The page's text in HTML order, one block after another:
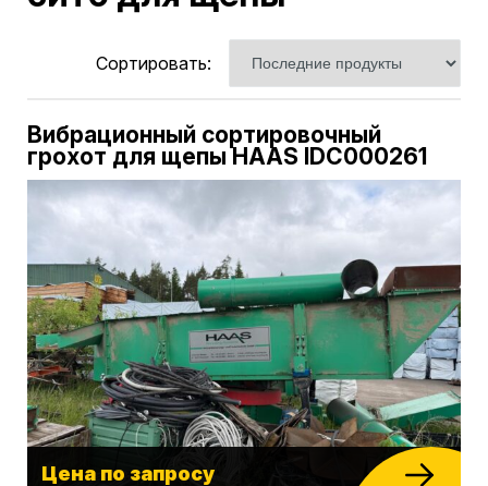
Сортировать:
Вибрационный сортировочный
грохот для щепы HAAS IDC000261
Цена по запросу